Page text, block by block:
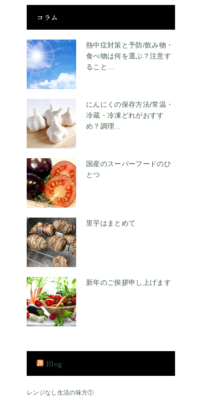
コラム
熱中症対策と予防/飲み物・
食べ物は何を選ぶ？注意す
ること…
にんにくの保存方法/常温・
冷蔵・冷凍どれがおすす
め？調理…
国産のスーパーフードのひ
とつ
里芋はまとめて
新年のご挨拶申し上げます
Blog
レンジなし生活の味方①